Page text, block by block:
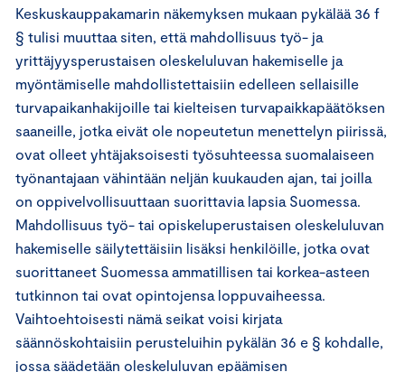
Keskuskauppakamarin näkemyksen mukaan pykälää 36 f
§ tulisi muuttaa siten, että mahdollisuus työ- ja
yrittäjyysperustaisen oleskeluluvan hakemiselle ja
myöntämiselle mahdollistettaisiin edelleen sellaisille
turvapaikanhakijoille tai kielteisen turvapaikkapäätöksen
saaneille, jotka eivät ole nopeutetun menettelyn piirissä,
ovat olleet yhtäjaksoisesti työsuhteessa suomalaiseen
työnantajaan vähintään neljän kuukauden ajan, tai joilla
on oppivelvollisuuttaan suorittavia lapsia Suomessa.
Mahdollisuus työ- tai opiskeluperustaisen oleskeluluvan
hakemiselle säilytettäisiin lisäksi henkilöille, jotka ovat
suorittaneet Suomessa ammatillisen tai korkea-asteen
tutkinnon tai ovat opintojensa loppuvaiheessa.
Vaihtoehtoisesti nämä seikat voisi kirjata
säännöskohtaisiin perusteluihin pykälän 36 e § kohdalle,
jossa säädetään oleskeluluvan epäämisen